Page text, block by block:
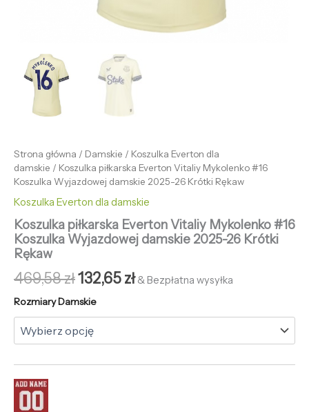
Strona główna / Damskie / Koszulka Everton dla
damskie / Koszulka piłkarska Everton Vitaliy Mykolenko #16
Koszulka Wyjazdowej damskie 2025-26 Krótki Rękaw
Koszulka Everton dla damskie
Koszulka piłkarska Everton Vitaliy Mykolenko #16
Koszulka Wyjazdowej damskie 2025-26 Krótki
Rękaw
469,58zł132,65zł & Bezpłatna wysyłka
Rozmiary Damskie